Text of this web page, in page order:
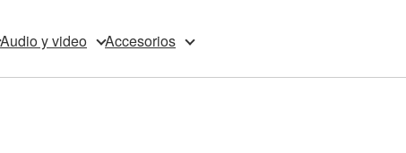
Audio y video Accesorios